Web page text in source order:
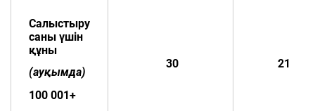
Салыстыру
саны үшін
құны
(ауқымда)
100 001+
30 21